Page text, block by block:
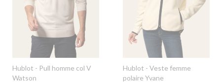
Hublot - Pull homme col V
Watson
Hublot - Veste femme
polaire Yvane